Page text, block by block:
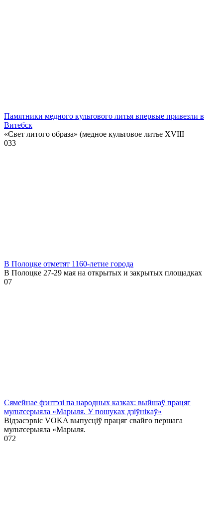
Памятники медного культового литья впервые привезли в
Витебск
«Свет литого образа» (медное культовое литье XVIII
033
В Полоцке отметят 1160-летие города
В Полоцке 27-29 мая на открытых и закрытых площадках
07
Сямейнае фэнтэзі па народных казках: выйшаў працяг
мультсерыяла «Марыля. У пошуках дзіўнікаў»
Відэасэрвіс VOKA выпусціў працяг свайго першага
мультсерыяла «Марыля.
072